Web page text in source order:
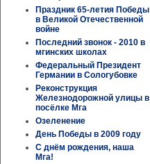
Праздник 65-летия Победы
в Великой Отечественной
войне
Последний звонок - 2010 в
мгинских школах
Федеральный Президент
Германии в Сологубовке
Реконструкция
Железнодорожной улицы в
посёлке Мга
Озеленение
День Победы в 2009 году
С днём рождения, наша
Мга!